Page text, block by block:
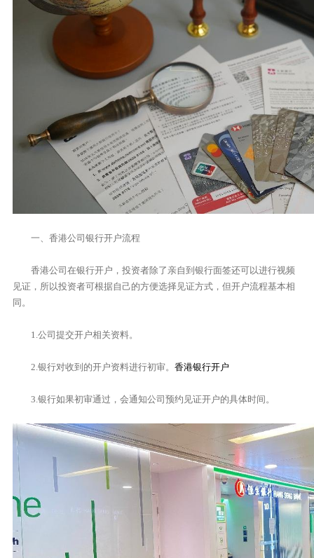
一、香港公司银行开户流程
香港公司在银行开户，投资者除了亲自到银行面签还可以进行视频
见证，所以投资者可根据自己的方便选择见证方式，但开户流程基本相
同。
1.公司提交开户相关资料。
2.银行对收到的开户资料进行初审。 香港银行开户
3.银行如果初审通过，会通知公司预约见证开户的具体时间。